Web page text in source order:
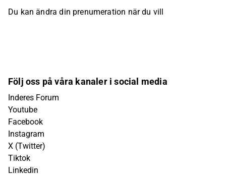
Du kan ändra din prenumeration när du vill
Följ oss på våra kanaler i social media
Inderes Forum
Youtube
Facebook
Instagram
X (Twitter)
Tiktok
Linkedin